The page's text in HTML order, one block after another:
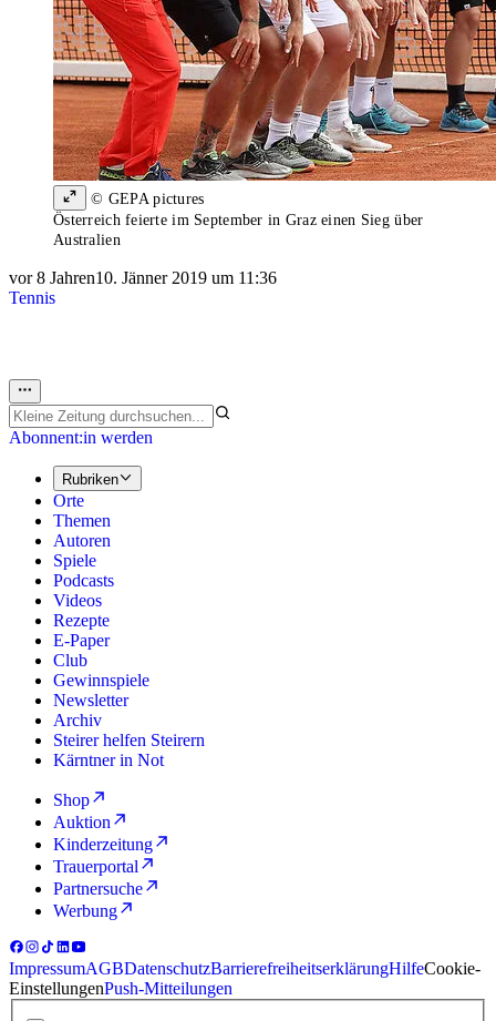
© GEPA pictures
Österreich feierte im September in Graz einen Sieg über
Australien
vor 8 Jahren10. Jänner 2019 um 11:36
Tennis
Abonnent:in werden
Rubriken
Orte
Themen
Autoren
Spiele
Podcasts
Videos
Rezepte
E-Paper
Club
Gewinnspiele
Newsletter
Archiv
Steirer helfen Steirern
Kärntner in Not
Shop
Auktion
Kinderzeitung
Trauerportal
Partnersuche
Werbung
ImpressumAGBDatenschutzBarrierefreiheitserklärungHilfeCookie-
EinstellungenPush-Mitteilungen